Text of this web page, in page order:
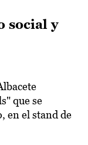
social y
que se
en el stand de